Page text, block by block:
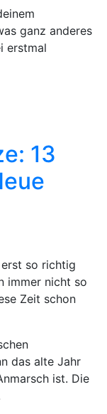
ganz anderes
erstmal
13
so richtig
immer nicht so
Zeit schon
das alte Jahr
ist. Die